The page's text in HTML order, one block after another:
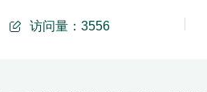
访问量： 3556